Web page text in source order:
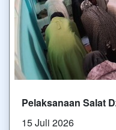
Pelaksanaan Salat
15 Juli 2026